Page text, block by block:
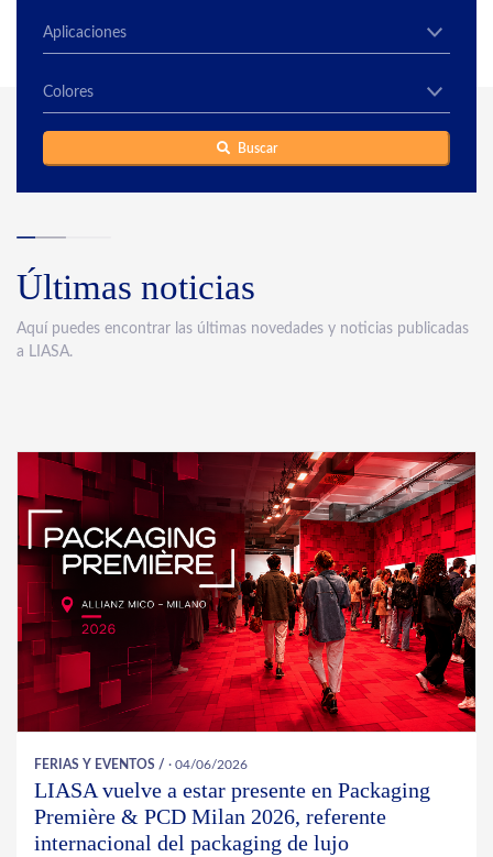
Buscar
Últimas noticias
Aquí puedes encontrar las últimas novedades y noticias publicadas
a LIASA.
FERIAS Y EVENTOS / · 04/06/2026
LIASA vuelve a estar presente en Packaging
Première & PCD Milan 2026, referente
internacional del packaging de lujo